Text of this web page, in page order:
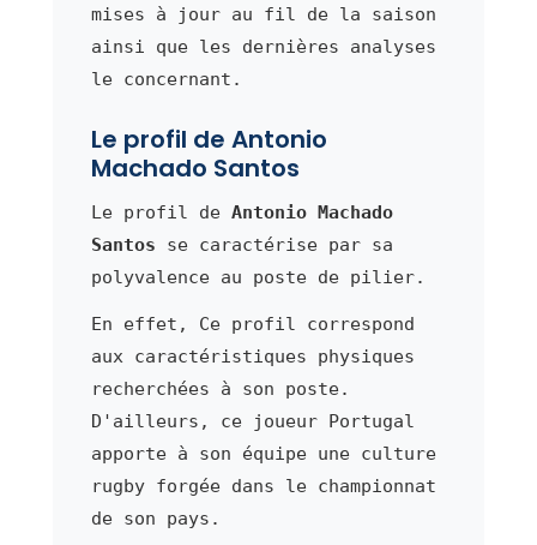
mises à jour au fil de la saison
ainsi que les dernières analyses
le concernant.
Le profil de Antonio
Machado Santos
Le profil de Antonio Machado
Santos se caractérise par sa
polyvalence au poste de pilier.
En effet, Ce profil correspond
aux caractéristiques physiques
recherchées à son poste.
D'ailleurs, ce joueur Portugal
apporte à son équipe une culture
rugby forgée dans le championnat
de son pays.